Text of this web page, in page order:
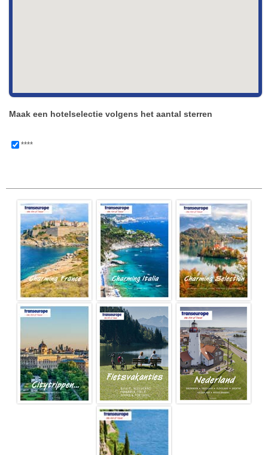
Maak een hotelselectie volgens het aantal sterren
****